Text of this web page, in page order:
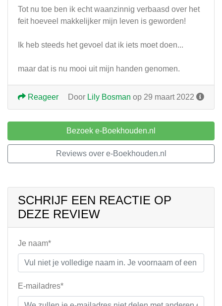
Tot nu toe ben ik echt waanzinnig verbaasd over het
feit hoeveel makkelijker mijn leven is geworden!
Ik heb steeds het gevoel dat ik iets moet doen...
maar dat is nu mooi uit mijn handen genomen.
Door Lily Bosman op 29 maart 2022
Reageer
Bezoek e-Boekhouden.nl
Reviews over e-Boekhouden.nl
SCHRIJF EEN REACTIE OP
DEZE REVIEW
Je naam*
E-mailadres*